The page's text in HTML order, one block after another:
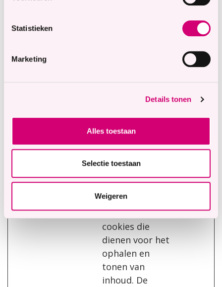
Statistieken
Marketing
Details tonen
Alles toestaan
Selectie toestaan
Weigeren
de website en
)
tijdzone van de
weel.nl
wordt
geassocieerd
met een bundel
cookies die
dienen voor het
ophalen en
tonen van
inhoud. De
nent